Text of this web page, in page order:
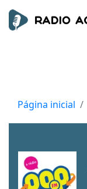
Página inicial